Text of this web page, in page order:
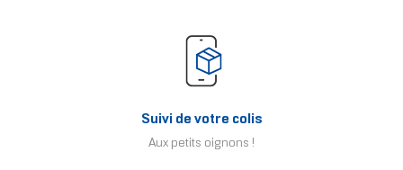
Suivi de votre colis
Aux petits oignons !